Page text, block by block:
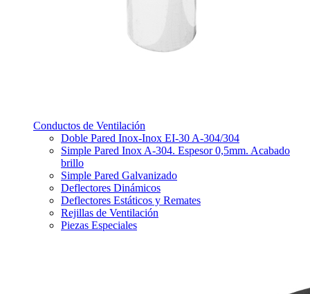
Conductos de Ventilación
Doble Pared Inox-Inox EI-30 A-304/304
Simple Pared Inox A-304. Espesor 0,5mm. Acabado
brillo
Simple Pared Galvanizado
Deflectores Dinámicos
Deflectores Estáticos y Remates
Rejillas de Ventilación
Piezas Especiales